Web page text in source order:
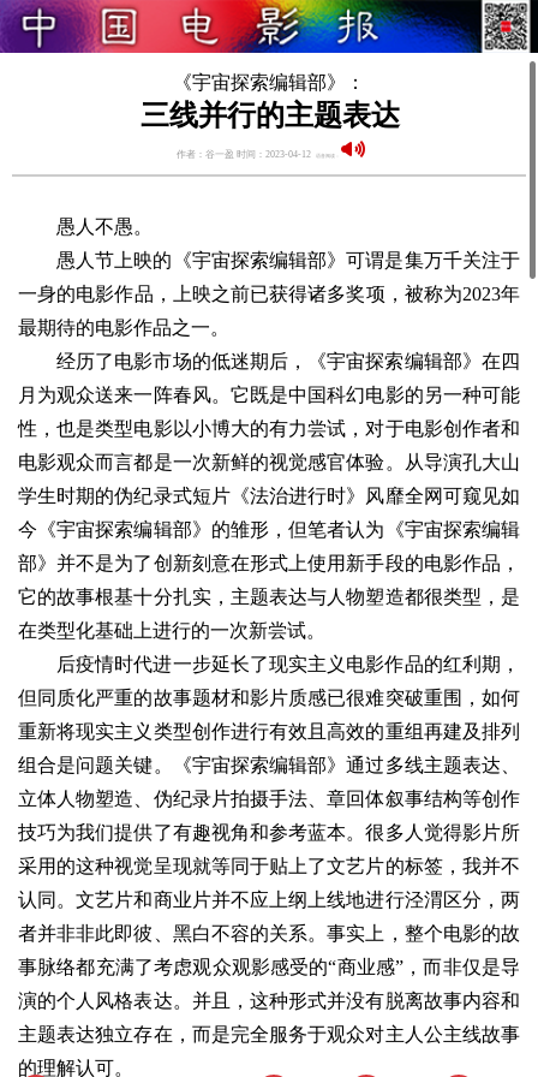
《宇宙探索编辑部》：
三线并行的主题表达
作者：谷一盈 时间：2023-04-12
愚人不愚。
愚人节上映的《宇宙探索编辑部》可谓是集万千关注于
一身的电影作品，上映之前已获得诸多奖项，被称为2023年
最期待的电影作品之一。
经历了电影市场的低迷期后，《宇宙探索编辑部》在四
月为观众送来一阵春风。它既是中国科幻电影的另一种可能
性，也是类型电影以小博大的有力尝试，对于电影创作者和
电影观众而言都是一次新鲜的视觉感官体验。从导演孔大山
学生时期的伪纪录式短片《法治进行时》风靡全网可窥见如
今《宇宙探索编辑部》的雏形，但笔者认为《宇宙探索编辑
部》并不是为了创新刻意在形式上使用新手段的电影作品，
它的故事根基十分扎实，主题表达与人物塑造都很类型，是
在类型化基础上进行的一次新尝试。
后疫情时代进一步延长了现实主义电影作品的红利期，
但同质化严重的故事题材和影片质感已很难突破重围，如何
重新将现实主义类型创作进行有效且高效的重组再建及排列
组合是问题关键。《宇宙探索编辑部》通过多线主题表达、
立体人物塑造、伪纪录片拍摄手法、章回体叙事结构等创作
技巧为我们提供了有趣视角和参考蓝本。很多人觉得影片所
采用的这种视觉呈现就等同于贴上了文艺片的标签，我并不
认同。文艺片和商业片并不应上纲上线地进行泾渭区分，两
者并非非此即彼、黑白不容的关系。事实上，整个电影的故
事脉络都充满了考虑观众观影感受的“商业感”，而非仅是导
演的个人风格表达。并且，这种形式并没有脱离故事内容和
主题表达独立存在，而是完全服务于观众对主人公主线故事
的理解认可。